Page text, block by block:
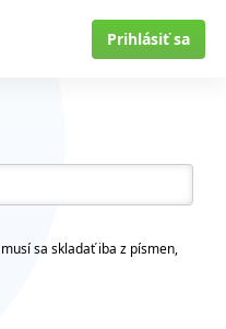
Prihlásiť sa
sa skladať iba z písmen,